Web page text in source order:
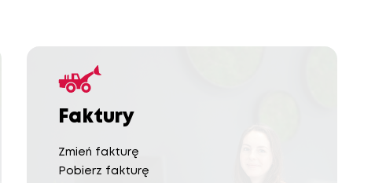
Faktury
Zmień fakturę
Pobierz fakturę